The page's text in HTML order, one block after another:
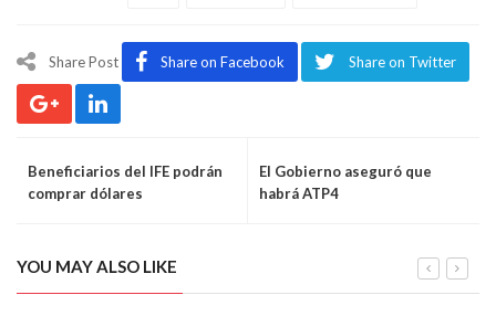
Share Post Share on Facebook Share on Twitter
Beneficiarios del IFE podrán
comprar dólares
El Gobierno aseguró que
habrá ATP4
YOU MAY ALSO LIKE